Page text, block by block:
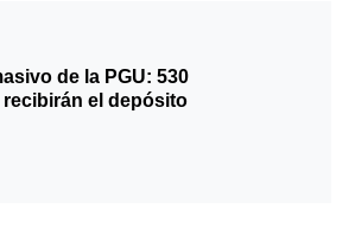
de la PGU: 530
el depósito